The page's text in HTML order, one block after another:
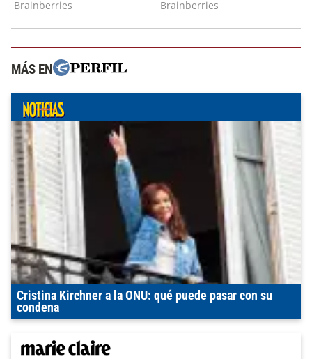
MÁS EN
Cristina Kirchner a la ONU: qué puede pasar con su
condena